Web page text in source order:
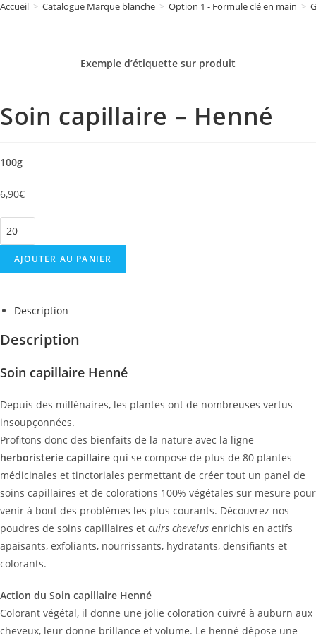
Accueil > Catalogue Marque blanche > Option 1 - Formule clé en main >
Exemple d’étiquette sur produit
Soin capillaire – Henné
100g
6,90€
AJOUTER AU PANIER
Description
Description
Soin capillaire Henné
Depuis des millénaires, les plantes ont de nombreuses vertus
insoupçonnées.
Profitons donc des bienfaits de la nature avec la ligne
herboristerie capillaire qui se compose de plus de 80 plantes
médicinales et tinctoriales permettant de créer tout un panel de
soins capillaires et de colorations 100% végétales sur mesure pour
venir à bout des problèmes les plus courants. Découvrez nos
poudres de soins capillaires et cuirs chevelus enrichis en actifs
apaisants, exfoliants, nourrissants, hydratants, densifiants et
colorants.
Action du Soin capillaire Henné
Colorant végétal, il donne une jolie coloration cuivré à auburn aux
cheveux, leur donne brillance et volume. Le henné dépose une